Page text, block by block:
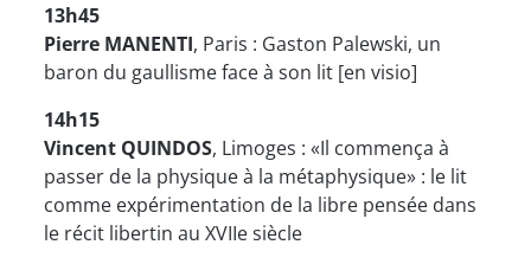
13h45
Pierre MANENTI, Paris : Gaston Palewski, un
baron du gaullisme face à son lit [en visio]
14h15
Vincent QUINDOS, Limoges : «Il commença à
passer de la physique à la métaphysique» : le lit
comme expérimentation de la libre pensée dans
le récit libertin au XVIIe siècle